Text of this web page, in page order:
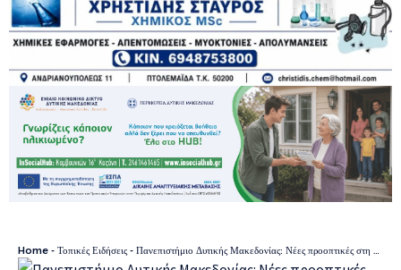
Home - Τοπικές Ειδήσεις - Πανεπιστήμιο Δυτικής Μακεδονίας: Νέες προοπτικές στη συνεργασία με το Πανεπιστήμιο “Fan Noli” Κορυτσάς